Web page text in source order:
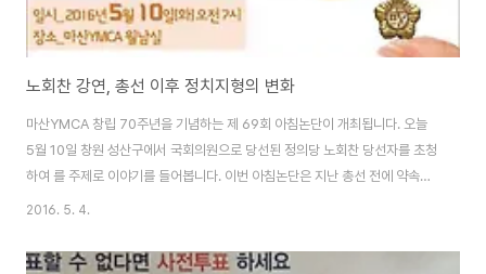
노회찬 강연, 총선 이후 정치지형의 변화
마산YMCA 창립 70주년을 기념하는 제 69회 아침논단이 개최됩니다. 오늘
5월 10일 창원 성산구에서 국회의원으로 당선된 정의당 노회찬 당선자를 초청
하여 를 주제로 이야기를 들어봅니다. 이번 아침논단은 지난 총선 전에 약속된
강연입니다. 20대 총선 선거운동이 시작되기 전에 노회찬 후보에게 강연을 요
찬 당선자는 국회에서는 진보진영을 대표하는 의원으로 활동하였고, 원외에 있
2016. 5. 4.